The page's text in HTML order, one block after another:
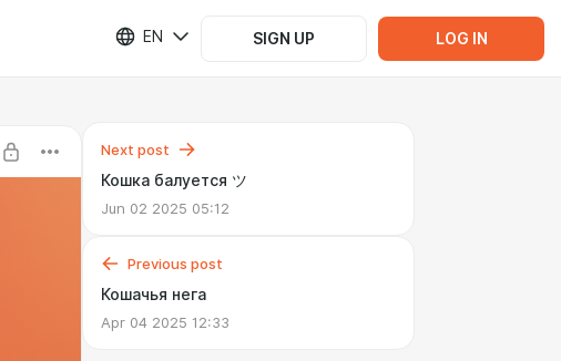
EN SIGN UP LOG IN
Next post
Кошка балуется ツ
Jun 02 2025 05:12
Previous post
Кошачья нега
Apr 04 2025 12:33